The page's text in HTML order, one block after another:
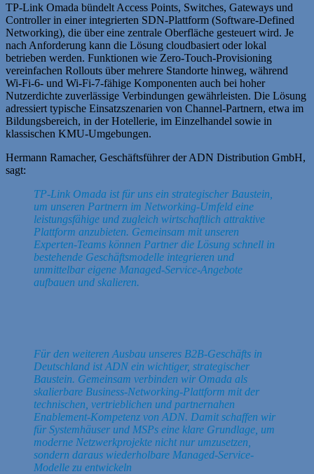
TP‑Link Omada bündelt Access Points, Switches, Gateways und
Controller in einer integrierten SDN‑Plattform (Software‑Defined
Networking), die über eine zentrale Oberfläche gesteuert wird. Je
nach Anforderung kann die Lösung cloudbasiert oder lokal
betrieben werden. Funktionen wie Zero‑Touch‑Provisioning
vereinfachen Rollouts über mehrere Standorte hinweg, während
Wi‑Fi‑6‑ und Wi‑Fi‑7‑fähige Komponenten auch bei hoher
Nutzerdichte zuverlässige Verbindungen gewährleisten. Die Lösung
adressiert typische Einsatzszenarien von Channel‑Partnern, etwa im
Bildungsbereich, in der Hotellerie, im Einzelhandel sowie in
klassischen KMU‑Umgebungen.
Hermann Ramacher, Geschäftsführer der ADN Distribution GmbH,
sagt:
TP‑Link Omada ist für uns ein strategischer Baustein,
um unseren Partnern im Networking‑Umfeld eine
leistungsfähige und zugleich wirtschaftlich attraktive
Plattform anzubieten. Gemeinsam mit unseren
Experten-Teams können Partner die Lösung schnell in
bestehende Geschäftsmodelle integrieren und
unmittelbar eigene Managed‑Service‑Angebote
aufbauen und skalieren.
Für den weiteren Ausbau unseres B2B-Geschäfts in
Deutschland ist ADN ein wichtiger, strategischer
Baustein. Gemeinsam verbinden wir Omada als
skalierbare Business-Networking-Plattform mit der
technischen, vertrieblichen und partnernahen
Enablement-Kompetenz von ADN. Damit schaffen wir
für Systemhäuser und MSPs eine klare Grundlage, um
moderne Netzwerkprojekte nicht nur umzusetzen,
sondern daraus wiederholbare Managed-Service-
Modelle zu entwickeln